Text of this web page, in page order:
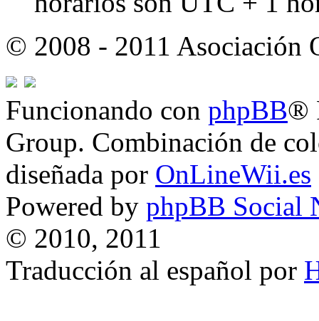
© 2008 - 2011 Asociación
Funcionando con phpBB®
Group. Combinación de
diseñada por OnLineWii.es
Powered by phpBB Social
© 2010, 2011
Traducción al español por